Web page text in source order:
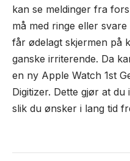
kan se meldinger fra
må med ringe eller
får ødelagt skjermen på
ganske irriterende. Da
en ny Apple Watch 1st
Digitizer. Dette gjør at
slik du ønsker i lang tid